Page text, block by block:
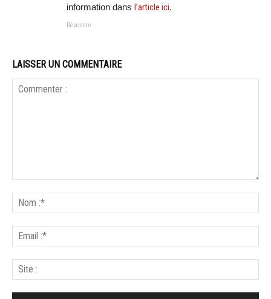
information dans l’article ici.
Répondre
LAISSER UN COMMENTAIRE